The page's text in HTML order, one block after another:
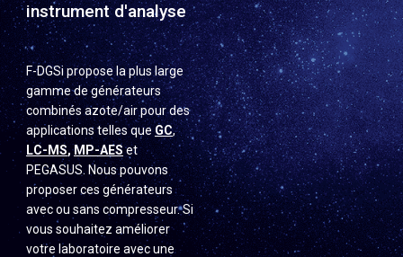
instrument d'analyse
F-DGSi propose la plus large
gamme de générateurs
combinés azote/air pour des
applications telles queGC,
LC-MS,MP-AESet
PEGASUS. Nous pouvons
proposer ces générateurs
avec ou sans compresseur. Si
vous souhaitez améliorer
votre laboratoire avec une